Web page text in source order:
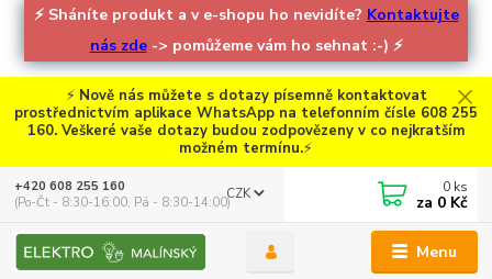
⚡ Sháníte produkt a v e-shopu ho nevidíte? Kontaktujte
nás zde-> pomůžeme vám ho sehnat :-) ⚡
⚡ Nově nás můžete s dotazy písemně kontaktovat
prostřednictvím aplikace WhatsApp na telefonním čísle 608 255
160. Veškeré vaše dotazy budou zodpovězeny v co nejkratším
možném termínu.⚡
Menu
CZK
+420 608 255 160
(Po-Čt - 8:30-16:00, Pá - 8:30-14:00)
0 ks
za 0 Kč